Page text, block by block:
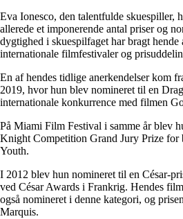
Eva Ionesco, den talentfulde skuespiller,
allerede et imponerende antal priser og
dygtighed i skuespilfaget har bragt hende
internationale filmfestivaler og
En af hendes tidlige anerkendelser kom
2019, hvor hun blev nomineret til en
internationale konkurrence med filmen
På Miami Film Festival i samme år blev
Knight Competition Grand Jury Prize for
Youth.
I 2012 blev hun nomineret til en César-
ved César Awards i Frankrig. Hendes
også nomineret i denne kategori, og
Marquis.